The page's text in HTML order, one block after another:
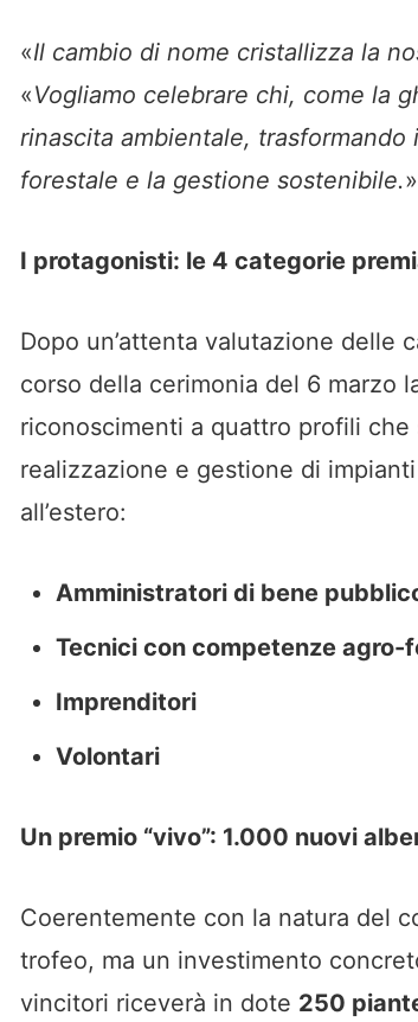
«Il cambio di nome cristallizza la
«Vogliamo celebrare chi, come la
rinascita ambientale,
forestale e la gestione sostenibile.»
I protagonisti: le 4 categorie
Dopo un’attenta valutazione delle
corso della cerimonia del 6 marzo
riconoscimenti a quattro profili
realizzazione e gestione di
all’estero:
Amministratori di bene
Tecnici con competenze agro-
Imprenditori
Volontari
Un premio “vivo”: 1.000 nuovi
Coerentemente con la natura del
trofeo, ma un investimento
vincitori riceverà in dote 250